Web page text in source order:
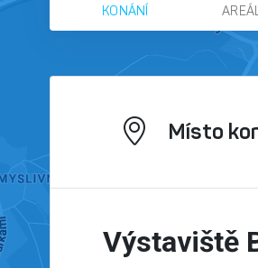
KONÁNÍ
Místo
Výstaviště